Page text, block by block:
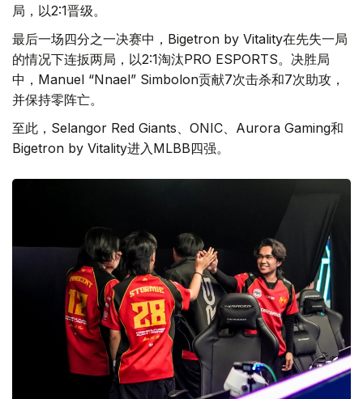
局，以2:1晋级。
最后一场四分之一决赛中，Bigetron by Vitality在先失一局
的情况下连扳两局，以2:1淘汰PRO ESPORTS。决胜局
中，Manuel “Nnael” Simbolon贡献7次击杀和7次助攻，
并保持零阵亡。
至此，Selangor Red Giants、ONIC、Aurora Gaming和
Bigetron by Vitality进入MLBB四强。